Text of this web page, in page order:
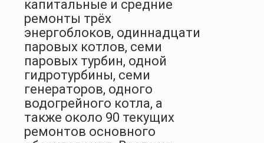
капитальные и средние
ремонты трёх
энергоблоков, одиннадцати
паровых котлов, семи
паровых турбин, одной
гидротурбины, семи
генераторов, одного
водогрейного котла, а
также около 90 текущих
ремонтов основного